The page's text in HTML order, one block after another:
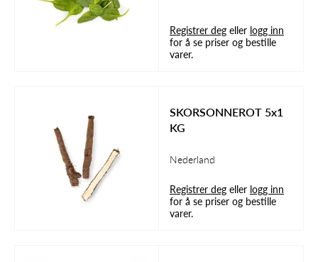
Registrer deg eller logg inn
for å se priser og bestille
varer.
SKORSONNEROT 5x1
KG
Nederland
Registrer deg eller logg inn
for å se priser og bestille
varer.